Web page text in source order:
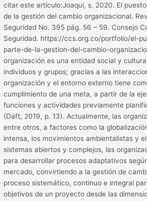
citar este artículo:Joaqui, s. 2020. El
de la gestión del cambio organizacional.
Seguridad No. 395 pág. 56 – 59. Consejo
Seguridad. https://ccs.org.co/portfolio/el-
parte-de-la-gestion-del-cambio-
organización es una entidad social y
individuos y grupos; gracias a las
organización y el entorno externo tiene
cumplimiento de una meta, a partir de la
funciones y actividades previamente
(Daft, 2019, p. 13). Actualmente, las
entre otros, a factores como la
intensa, los movimientos ambientalistas y
sistemas abiertos y complejos, las
para desarrollar procesos adaptativos
mercado, convirtiendo a la gestión de
proceso sistemático, continuo e integral
objetivos de un proyecto desde las